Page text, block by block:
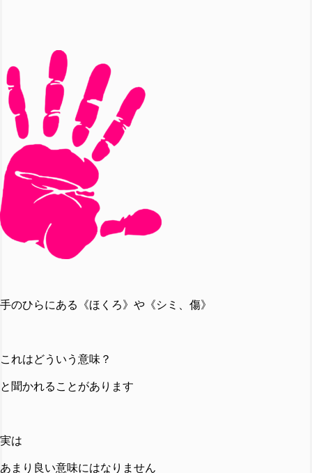
手のひらにある《ほくろ》や《シミ、傷》
これはどういう意味？
と聞かれることがあります
実は
あまり良い意味にはなりません